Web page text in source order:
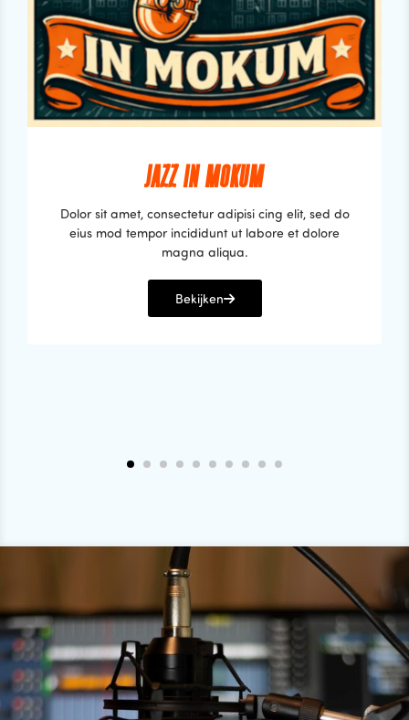
JAZZ IN MOKUM
Dolor sit amet, consectetur adipisi cing elit, sed do
eius mod tempor incididunt ut labore et dolore
magna aliqua.
Bekijken